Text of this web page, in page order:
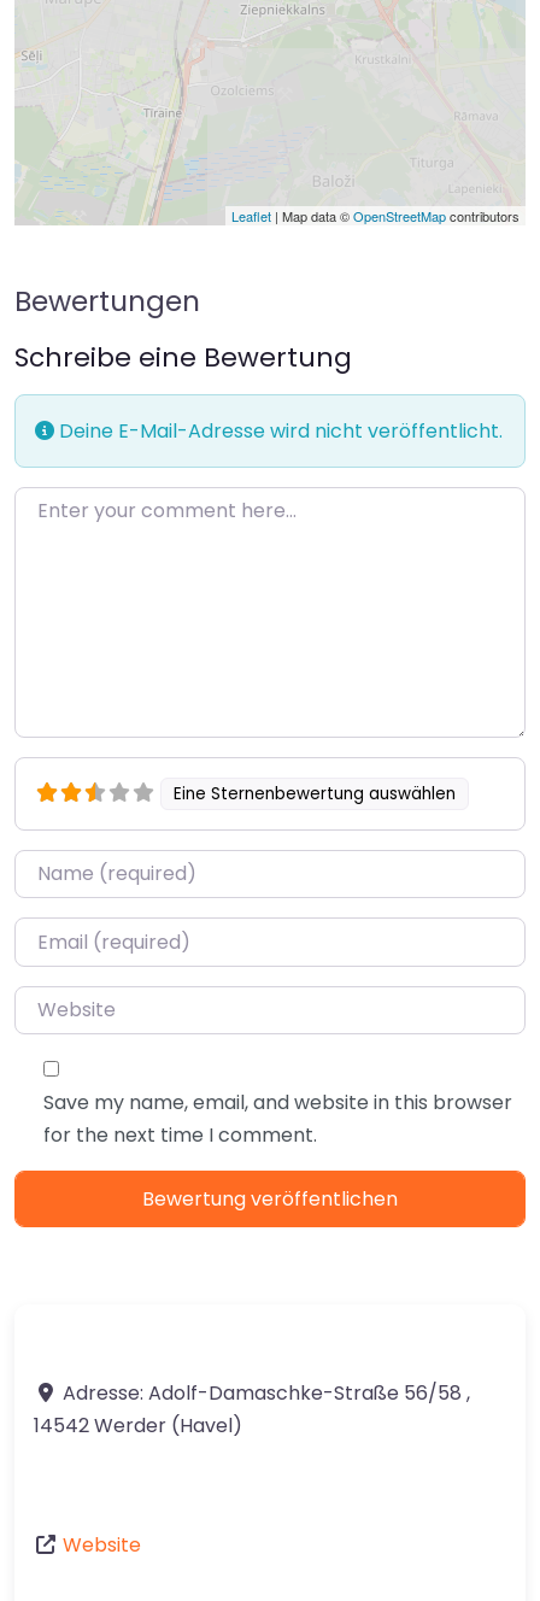
Leaflet | Map data ©OpenStreetMapcontributors
Bewertungen
Schreibe eine Bewertung
Deine E-Mail-Adresse wird nicht veröffentlicht.
Enter your comment here…
Eine Sternenbewertung auswählen
Name*
Email*
Website
Save my name, email, and website in this browser
for the next time I comment.
Adresse: Adolf-Damaschke-Straße 56/58 ,
14542Werder (Havel)
Website